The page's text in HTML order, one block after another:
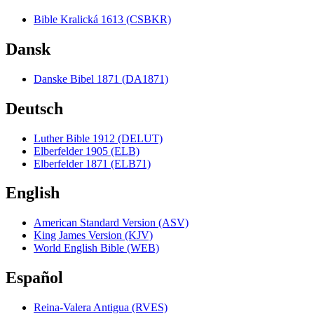
Bible Kralická 1613 (CSBKR)
Dansk
Danske Bibel 1871 (DA1871)
Deutsch
Luther Bible 1912 (DELUT)
Elberfelder 1905 (ELB)
Elberfelder 1871 (ELB71)
English
American Standard Version (ASV)
King James Version (KJV)
World English Bible (WEB)
Español
Reina-Valera Antigua (RVES)